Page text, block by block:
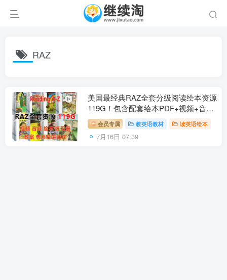
RAZ
美国最经典RAZ全套分级阅读绘本资源
119G！包含配套绘本PDF+视频+音频
MP3+练习册+高频单词，附Peggy老
师中文讲解课，百度网盘下载！
会员专属 教英语教材 读英语绘本
7月16日 07:39